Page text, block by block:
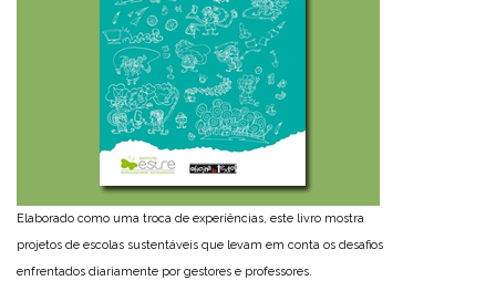
Elaborado como uma troca de experiências, este livro mostra
projetos de escolas sustentáveis que levam em conta os desafios
enfrentados diariamente por gestores e professores.